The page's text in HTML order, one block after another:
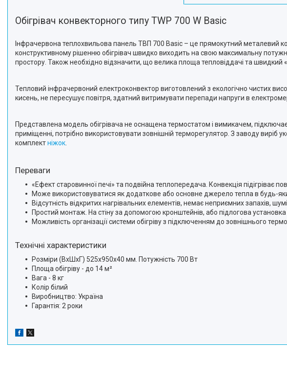
Обігрівач конвекторного типу TWP 700 W Basic
Інфрачервона теплохвильова панель ТВП 700 Basic – це прямокутний металевий
конструктивному рішенню обігрівач швидко виходить на свою максимальну
простору. Також необхідно відзначити, що велика площа тепловіддачі та швидкий
Тепловий інфрачервоний електроконвектор виготовлений з екологічно чистих
кисень, не пересушує повітря, здатний витримувати перепади напруги в
Представлена модель обігрівача не оснащена термостатом і вимикачем,
приміщенні, потрібно використовувати зовнішній терморегулятор. З заводу
комплектніжок
Переваги
«Ефект старовинної печі» та подвійна теплопередача. Конвекція підігріває
Може використовуватися як додаткове або основне джерело тепла в будь-
Відсутність відкритих нагрівальних елементів, немає неприємних запахів,
Простий монтаж. На стіну за допомогою кронштейнів, або підлогова
Можливість організації системи обігріву з підключенням до зовнішнього
Технічні характеристики
Розміри (ВхШхГ) 525х950х40 мм. Потужність 700 Вт
Площа обігріву - до 14 м²
Вага - 8 кг
Колір білий
Виробництво: Україна
Гарантія: 2 роки